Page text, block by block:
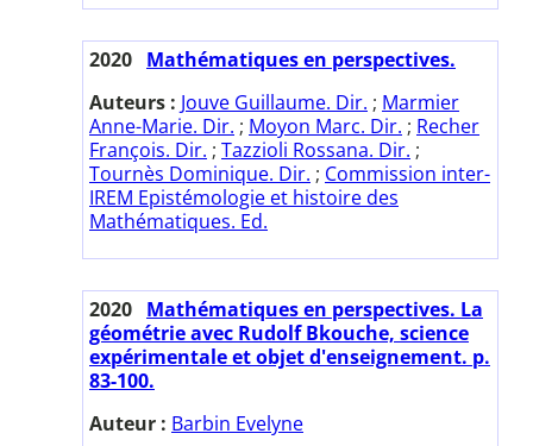
2020 Mathématiques en perspectives.
Auteurs : Jouve Guillaume. Dir. ; Marmier
Anne-Marie. Dir. ; Moyon Marc. Dir. ; Recher
François. Dir. ; Tazzioli Rossana. Dir. ;
Tournès Dominique. Dir. ; Commission inter-
IREM Epistémologie et histoire des
Mathématiques. Ed.
2020 Mathématiques en perspectives. La
géométrie avec Rudolf Bkouche, science
expérimentale et objet d'enseignement. p.
83-100.
Auteur : Barbin Evelyne